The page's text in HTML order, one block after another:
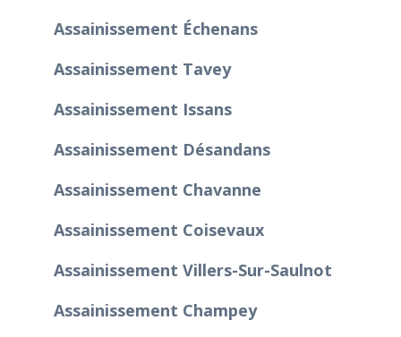
Assainissement Échenans
Assainissement Tavey
Assainissement Issans
Assainissement Désandans
Assainissement Chavanne
Assainissement Coisevaux
Assainissement Villers-Sur-Saulnot
Assainissement Champey